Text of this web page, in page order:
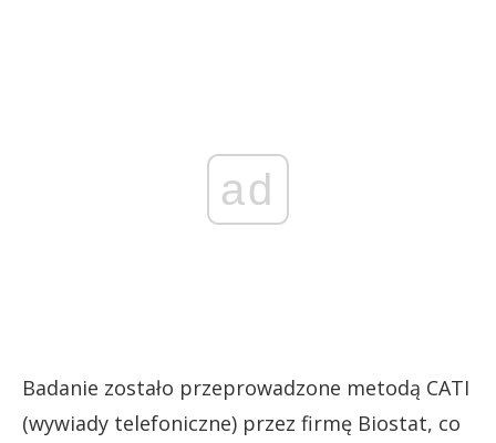
ad
Badanie zostało przeprowadzone metodą CATI
(wywiady telefoniczne) przez firmę Biostat, co